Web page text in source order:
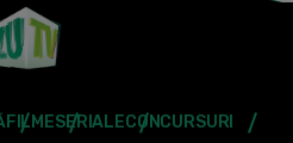
FILMESERIALECONCURSURI